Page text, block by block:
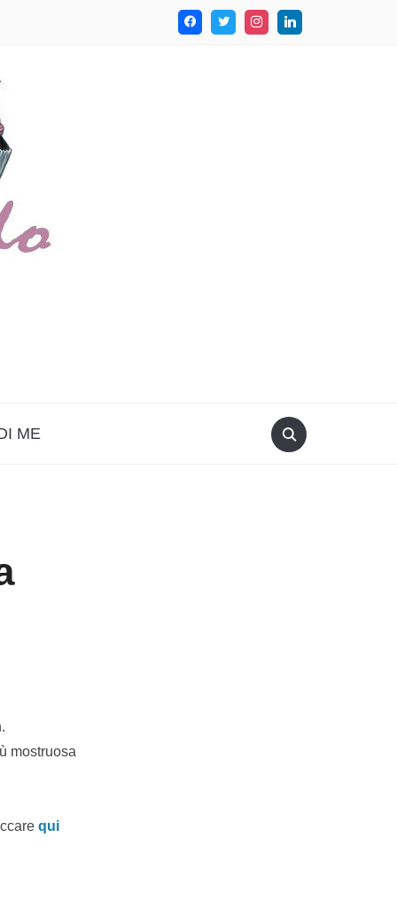
ME
mostruosa
qui